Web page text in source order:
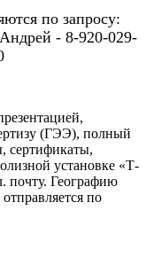
по запросу:
- 8-920-029-
(ГЭЭ), полный
сертификаты,
установке «Т-
почту. Географию
по